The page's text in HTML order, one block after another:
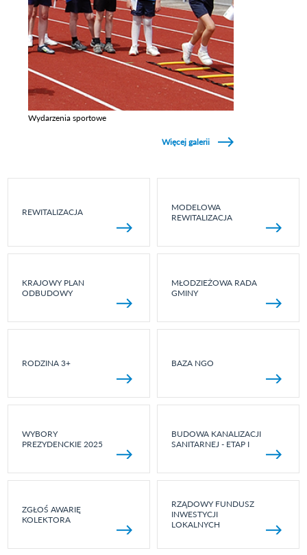
Wydarzenia sportowe
Więcej galerii
REWITALIZACJA
MODELOWA
REWITALIZACJA
KRAJOWY PLAN
ODBUDOWY
MŁODZIEŻOWA RADA
GMINY
RODZINA 3+ BAZA NGO
WYBORY
PREZYDENCKIE 2025
BUDOWA KANALIZACJI
SANITARNEJ - ETAP I
ZGŁOŚ AWARIĘ
KOLEKTORA
RZĄDOWY FUNDUSZ
INWESTYCJI
LOKALNYCH